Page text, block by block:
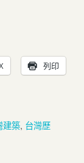
列印
建築, 台灣歷